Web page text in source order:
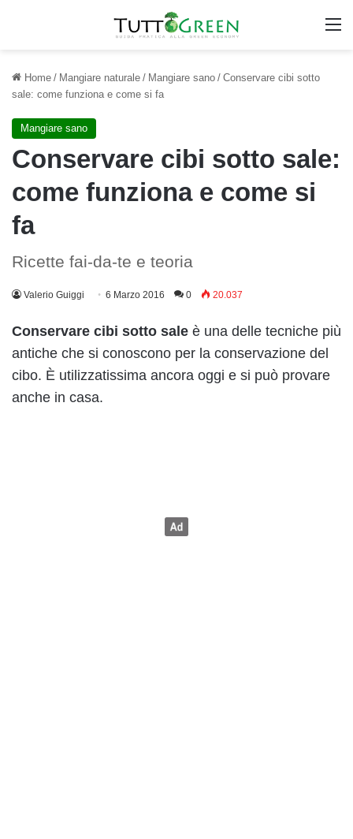
Home / Mangiare naturale / Mangiare sano / Conservare cibi sotto
sale: come funziona e come si fa
Mangiare sano
Conservare cibi sotto sale:
come funziona e come si
fa
Ricette fai-da-te e teoria
Valerio Guiggi 6 Marzo 2016 0 20.037
Conservare cibi sotto sale è una delle tecniche più
antiche che si conoscono per la conservazione del
cibo. È utilizzatissima ancora oggi e si può provare
anche in casa.